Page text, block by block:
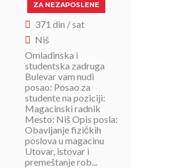
ZA NEZAPOSLENE
371 din / sat
Niš
Omladinska i
studentska zadruga
Bulevar vam nudi
posao: Posao za
studente na poziciji:
Magacinski radnik
Mesto: Niš Opis posla:
Obavljanje fizičkih
poslova u magacinu
Utovar, istovar i
premeštanje rob...